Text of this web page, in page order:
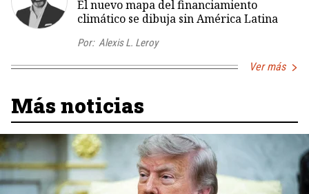
El nuevo mapa del financiamiento
climático se dibuja sin América Latina
Por: Alexis L. Leroy
Ver más
Más noticias